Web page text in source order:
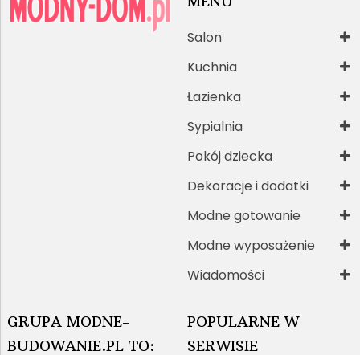
Salon
Kuchnia
Łazienka
Sypialnia
Pokój dziecka
Dekoracje i dodatki
Modne gotowanie
Modne wyposażenie
Wiadomości
GRUPA MODNE-
BUDOWANIE.PL TO:
POPULARNE W
SERWISIE